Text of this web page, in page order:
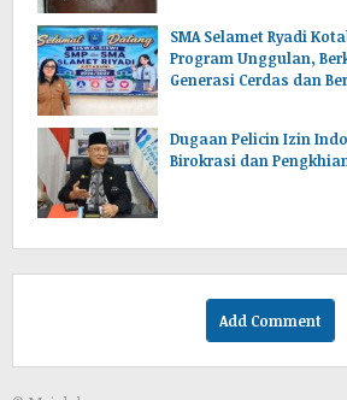
SMA Selamet Ryadi
Program Unggulan,
Generasi Cerdas dan
Dugaan Pelicin Izin
Birokrasi dan
Add Comment